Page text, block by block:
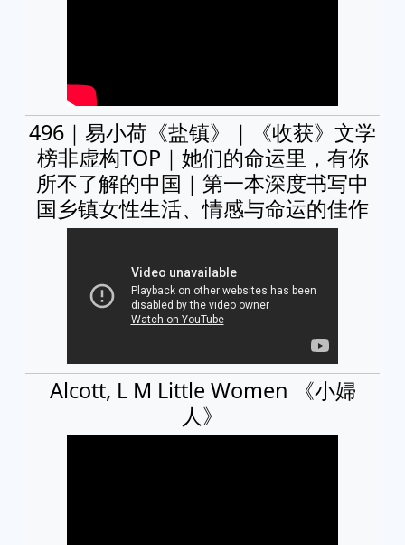
496｜易小荷《盐镇》｜《收获》文学
榜非虚构TOP｜她们的命运里，有你
所不了解的中国｜第一本深度书写中
国乡镇女性生活、情感与命运的佳作
Alcott, L M Little Women 《小婦
人》